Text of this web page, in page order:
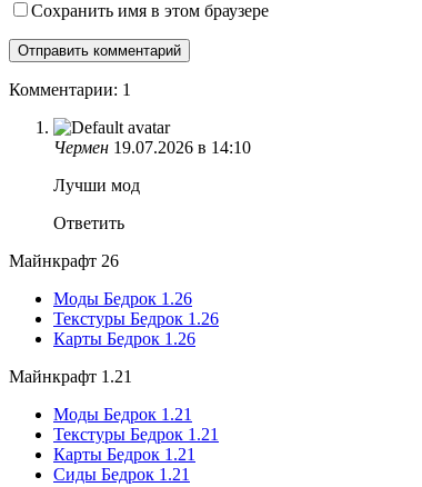
Сохранить имя в этом браузере
Комментарии: 1
Чермен 19.07.2026 в 14:10
Лучши мод
Ответить
Майнкрафт 26
Моды Бедрок 1.26
Текстуры Бедрок 1.26
Карты Бедрок 1.26
Майнкрафт 1.21
Моды Бедрок 1.21
Текстуры Бедрок 1.21
Карты Бедрок 1.21
Сиды Бедрок 1.21